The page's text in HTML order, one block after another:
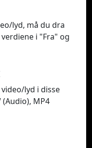
lyd, må du dra
i "Fra" og
lyd i disse
MP4